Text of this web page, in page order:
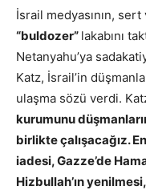
İsrail medyasının,
“buldozer” lakabını
Netanyahu’ya
Katz, İsrail’in
ulaşma sözü verdi.
kurumunu
birlikte çalışacağız.
iadesi, Gazze’de
Hizbullah’ın yenilmesi,